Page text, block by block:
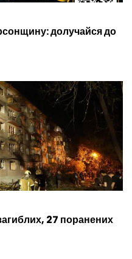
долучайся до
27 поранених